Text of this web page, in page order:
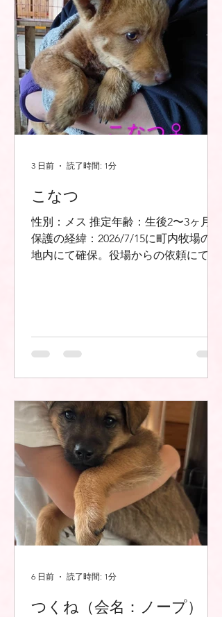
こなつ
性別：メス 推定年齢：生後2〜3ヶ月
保護の経緯：2026/7/15に町内牧場の敷
地内にて確保。役場からの依頼にて保
3 日前 読了時間: 1分
つくね（会名：ノープ）
6 日前 読了時間: 1分